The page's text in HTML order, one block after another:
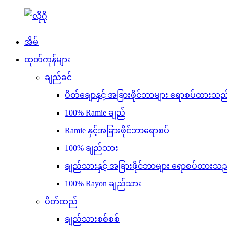
အိမ်
ထုတ်ကုန်များ
ချည်ခင်
ပိတ်ချောနှင့် အခြားဖိုင်ဘာများ ရောစပ်ထားသ
100% Ramie ချည်
Ramie နှင့်အခြားဖိုင်ဘာရောစပ်
100% ချည်သား
ချည်သားနှင့် အခြားဖိုင်ဘာများ ရောစပ်ထားသ
100% Rayon ချည်သား
ပိတ်ထည်
ချည်သားစစ်စစ်